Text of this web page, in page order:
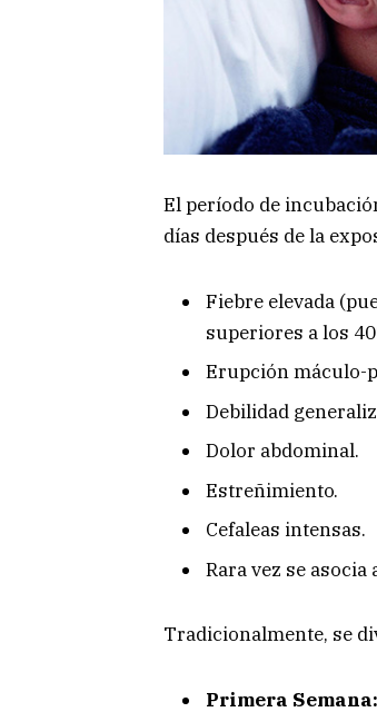
El período de
días después de la
Fiebre elevada
superiores a los
Erupción máculo-
Debilidad
Dolor abdominal.
Estreñimiento.
Cefaleas intensas.
Rara vez se
Tradicionalmente, se
Primera Semana: